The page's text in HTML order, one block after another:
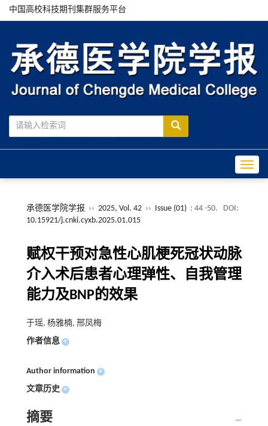
中国高校科技期刊集群服务平台
承德医学院学报 ›› 2025, Vol. 42 ›› Issue (01) : 44 -50.
DOI:
10.15921/j.cnki.cyxb.2025.01.015
赋权干预对急性心肌梗死冠状动脉
介入术后患者心理弹性、自我管理
能力及BNP的效果
于瑶, 杨雅楠, 邢凤梅
作者信息 +
Author information +
文章历史 +
摘要